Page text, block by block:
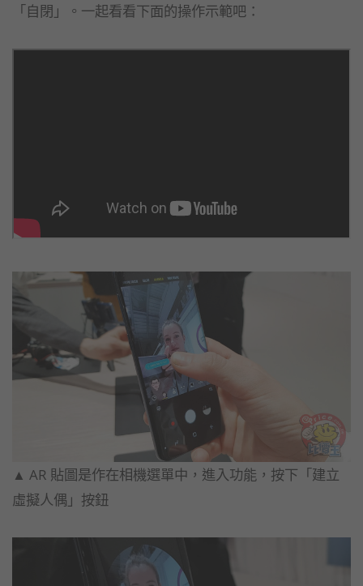
「自閉」。一起看看下面的操作示範吧：
▲ AR 貼圖是作在相機選單中，進入功能，按下「建立
虛擬人偶」按鈕